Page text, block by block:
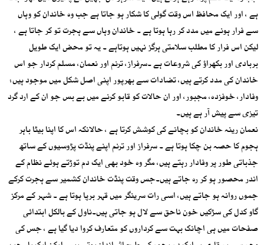
ہے ، اور ایک محافظ اس وقت گولی کا شکار ہو جاتا ہے جب وہ خاندان کو وہاں
سے فرار ہونے میں مدد کر رہا ہوتا ہے ۔ خاندان وہاں سے ہجرت تو کر جاتا ہے ،
لیکن اس فرار کا مطلب سلامتی ہرگز نہیں ہوتاہے ۔ یہ تو محض ایک طویل
بربادی اور بکھراؤ کی شروعات ہے ۔سرفراز، ترنم اور نعمان، مسلم کردار جو اس
خاندان کی مدد کرتے ہیں، تضادات سے بھرپور اپنی اصل شکل میں موجود ہیں:
وفادار، خوفزدہ، مجبور، اور ان حالات کو قابو کرنے میں بے بس جو ان کے ارد گرد
تیزی سے پیش آر ہے ہیں۔
نعمان رینہ خاندان کو بچانے کی کوشش کرتا ہے ، حالانکہ اس کا اپنا بیٹا باہر
ہجوم کا حصہ بن چکا ہوتا ہے ۔ سرفراز اور ترنم اپنے پنڈت پڑوسیوں کے ساتھ
جذباتی طور پر وفادار رہتے ہیں، مگر وہ خود بھی ایک دم توڑتے ہوئے نظام کے
اندر محصور ہو کر رہ جاتے ہیں۔جس وقت پنڈت خاندان کشمیر سے ہجرت کرکے
جموں روانہ ہو جاتے ہیں، اسی رات سرینگر میں قہر برپا ہوتا ہے ۔ شہر کے مرکز
گاو کدل کی سڑکیں خون ناحق سے لال ہو جاتی ہیں۔ناول کے بالکل ابتدائی
صفحات میں ہی اچانک بہت سے کرداروں کو متعارف کروا دیا گیا ہے ، جس کی